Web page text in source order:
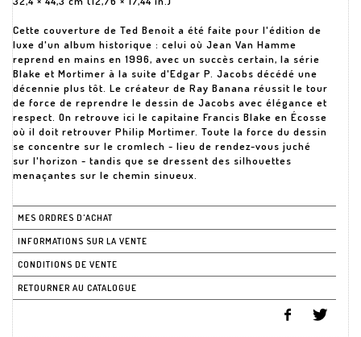
Cette couverture de Ted Benoit a été faite pour l'édition de
luxe d'un album historique : celui où Jean Van Hamme
reprend en mains en 1996, avec un succès certain, la série
Blake et Mortimer à la suite d'Edgar P. Jacobs décédé une
décennie plus tôt. Le créateur de Ray Banana réussit le tour
de force de reprendre le dessin de Jacobs avec élégance et
respect. On retrouve ici le capitaine Francis Blake en Écosse
où il doit retrouver Philip Mortimer. Toute la force du dessin
se concentre sur le cromlech - lieu de rendez-vous juché
sur l'horizon - tandis que se dressent des silhouettes
menaçantes sur le chemin sinueux.
MES ORDRES D'ACHAT
INFORMATIONS SUR LA VENTE
CONDITIONS DE VENTE
RETOURNER AU CATALOGUE